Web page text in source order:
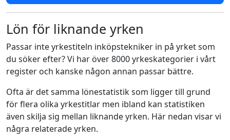
Lön för liknande yrken
Passar inte yrkestiteln inköpstekniker in på yrket som
du söker efter? Vi har över 8000 yrkeskategorier i vårt
register och kanske någon annan passar bättre.
Ofta är det samma lönestatistik som ligger till grund
för flera olika yrkestitlar men ibland kan statistiken
även skilja sig mellan liknande yrken. Här nedan visar vi
några relaterade yrken.